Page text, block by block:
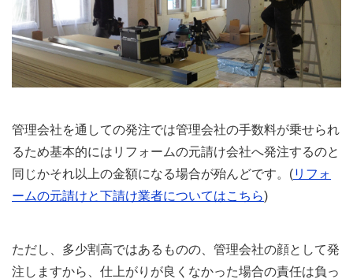
管理会社を通しての発注では管理会社の手数料が乗せられ
るため基本的にはリフォームの元請け会社へ発注するのと
同じかそれ以上の金額になる場合が殆んどです。(リフォ
ームの元請けと下請け業者についてはこちら)
ただし、多少割高ではあるものの、管理会社の顔として発
注しますから、仕上がりが良くなかった場合の責任は負っ